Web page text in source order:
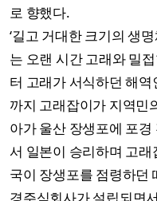
로 향했다.
‘길고 거대한 크기의 생
는 오랜 시간 고래와 밀
터 고래가 서식하던 해
까지 고래잡이가 지역민
아가 울산 장생포에 포
서 일본이 승리하며 고
국이 장생포를 점령하던